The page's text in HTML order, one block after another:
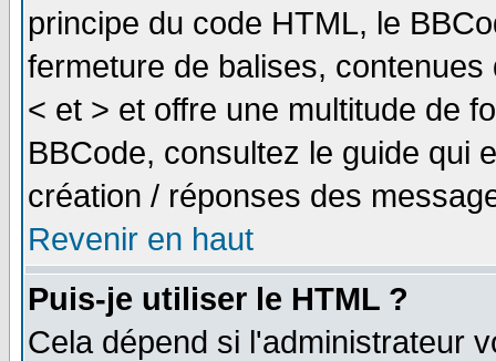
principe du code HTML, le
fermeture de balises,
< et > et offre une multitude de
BBCode, consultez le guide qui
création / réponses des
Revenir en haut
Puis-je utiliser le HTML ?
Cela dépend si l'administrateur